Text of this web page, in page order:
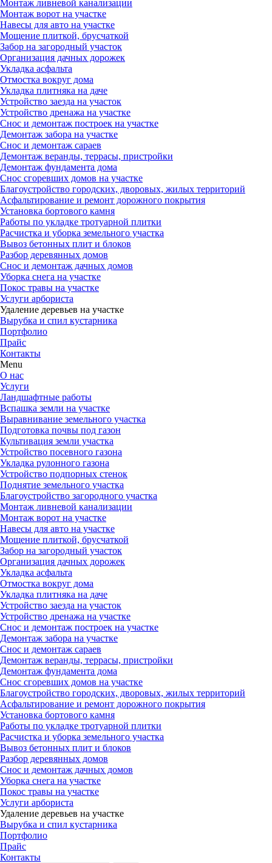
Монтаж ливневой канализации
Монтаж ворот на участке
Навесы для авто на участке
Мощение плиткой, брусчаткой
Забор на загородный участок
Организация дачных дорожек
Укладка асфальта
Отмостка вокруг дома
Укладка плитняка на даче
Устройство заезда на участок
Устройство дренажа на участке
Снос и демонтаж построек на участке
Демонтаж забора на участке
Снос и демонтаж сараев
Демонтаж веранды, террасы, пристройки
Демонтаж фундамента дома
Снос сгоревших домов на участке
Благоустройство городских, дворовых, жилых территорий
Асфальтирование и ремонт дорожного покрытия
Установка бортового камня
Работы по укладке тротуарной плитки
Расчистка и уборка земельного участка
Вывоз бетонных плит и блоков
Разбор деревянных домов
Снос и демонтаж дачных домов
Уборка снега на участке
Покос травы на участке
Услуги арбориста
Удаление деревьев на участке
Вырубка и спил кустарника
Портфолио
Прайс
Контакты
Menu
О нас
Услуги
Ландшафтные работы
Вспашка земли на участке
Выравнивание земельного участка
Подготовка почвы под газон
Культивация земли участка
Устройство посевного газона
Укладка рулонного газона
Устройство подпорных стенок
Поднятие земельного участка
Благоустройство загородного участка
Монтаж ливневой канализации
Монтаж ворот на участке
Навесы для авто на участке
Мощение плиткой, брусчаткой
Забор на загородный участок
Организация дачных дорожек
Укладка асфальта
Отмостка вокруг дома
Укладка плитняка на даче
Устройство заезда на участок
Устройство дренажа на участке
Снос и демонтаж построек на участке
Демонтаж забора на участке
Снос и демонтаж сараев
Демонтаж веранды, террасы, пристройки
Демонтаж фундамента дома
Снос сгоревших домов на участке
Благоустройство городских, дворовых, жилых территорий
Асфальтирование и ремонт дорожного покрытия
Установка бортового камня
Работы по укладке тротуарной плитки
Расчистка и уборка земельного участка
Вывоз бетонных плит и блоков
Разбор деревянных домов
Снос и демонтаж дачных домов
Уборка снега на участке
Покос травы на участке
Услуги арбориста
Удаление деревьев на участке
Вырубка и спил кустарника
Портфолио
Прайс
Контакты